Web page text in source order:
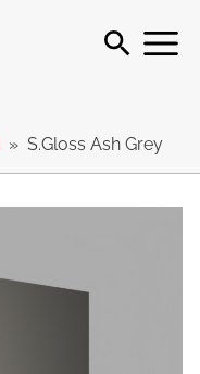
S.Gloss Ash Grey